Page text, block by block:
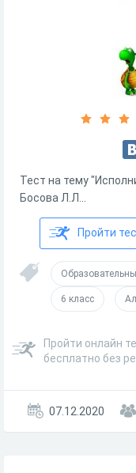
Тест на тему
Босова Л.Л...
Пройти
6 класс
Пройти онлайн
бесплатно без
07.12.2020